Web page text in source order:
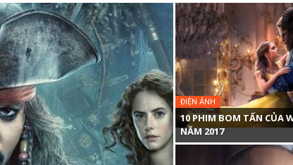
ĐIỆN ẢNH
10 PHIM BOM TẤN CỦA
NĂM 2017